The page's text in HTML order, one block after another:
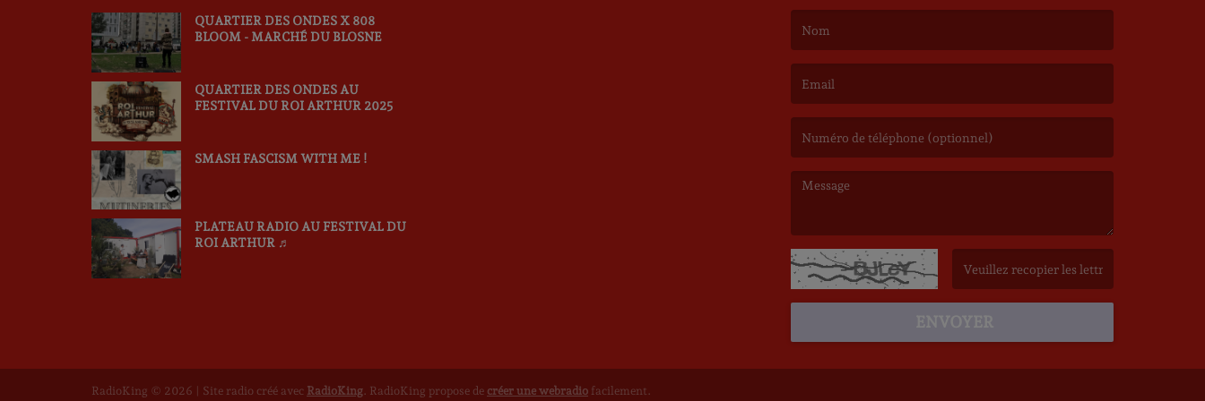
QUARTIER DES ONDES X 808
BLOOM - MARCHÉ DU BLOSNE
QUARTIER DES ONDES AU
FESTIVAL DU ROI ARTHUR 2025
SMASH FASCISM WITH ME !
PLATEAU RADIO AU FESTIVAL DU
ROI ARTHUR ♬
RadioKing © 2026 | Site radio créé avec RadioKing. RadioKing propose de créer une webradio facilement.